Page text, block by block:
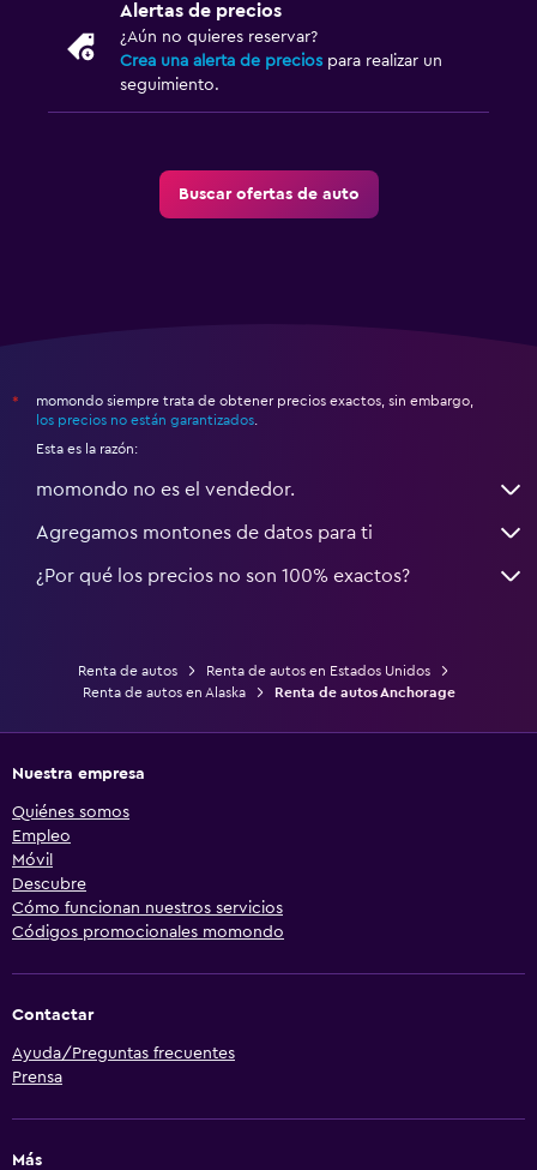
Alertas de precios
¿Aún no quieres reservar?
Crea una alerta de precios para realizar un
seguimiento.
Buscar ofertas de auto
*
momondo siempre trata de obtener precios exactos, sin embargo,
los precios no están garantizados
Esta es la razón:
momondo no es el vendedor.
Agregamos montones de datos para ti
¿Por qué los precios no son 100% exactos?
Renta de autos
Renta de autos en Estados Unidos
Renta de autos en Alaska
Renta de autos Anchorage
Nuestra empresa
Quiénes somos
Empleo
Móvil
Descubre
Cómo funcionan nuestros servicios
Códigos promocionales momondo
Contactar
Ayuda/Preguntas frecuentes
Prensa
Más